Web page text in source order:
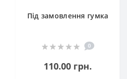
Під замовлення гумка
0
110.00 грн.